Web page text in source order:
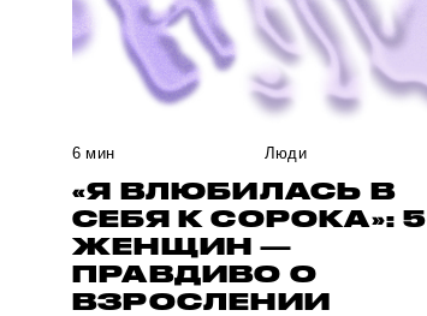
6 мин Люди
«Я ВЛЮБИЛАСЬ В
СЕБЯ К СОРОКА»: 5
ЖЕНЩИН —
ПРАВДИВО О
ВЗРОСЛЕНИИ